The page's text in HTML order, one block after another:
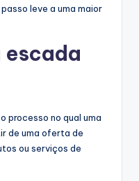
leve a uma maior
escada
processo no qual uma
de uma oferta de
ou serviços de